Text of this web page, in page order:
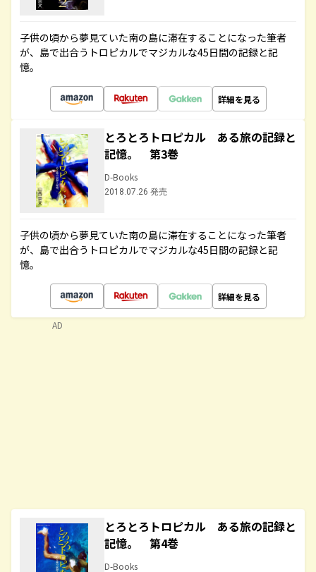
子供の頃から夢見ていた南の島に滞在することになった筆者
が、島で出合うトロピカルでマジカルな45日間の記録と記
憶。
詳細を見る
とろとろトロピカル ある旅の記録と
記憶。 第3巻
D-Books
2018.07.26 発売
子供の頃から夢見ていた南の島に滞在することになった筆者
が、島で出合うトロピカルでマジカルな45日間の記録と記
憶。
詳細を見る
とろとろトロピカル ある旅の記録と
記憶。 第4巻
D-Books
AD